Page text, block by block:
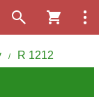
/ R 1212